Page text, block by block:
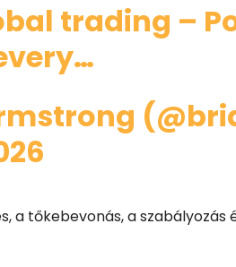
trading –
a tőkebevonás, a